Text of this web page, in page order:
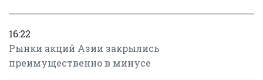
16:22
Рынки акций Азии закрылись
преимущественно в минусе